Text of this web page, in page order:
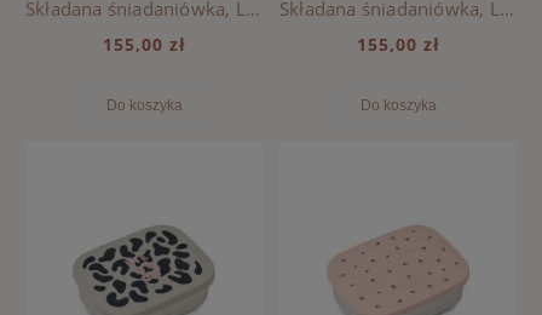
Składana śniadaniówka, Lunch Box Elara Liewood - MOOD / PALE TUSCANY
155,00 zł
Do koszyka
Składana śniadaniówka, Lunch Box Elara Liewood - PLAY / DUSTY PEPPERMINT
155,00 zł
Do koszyka